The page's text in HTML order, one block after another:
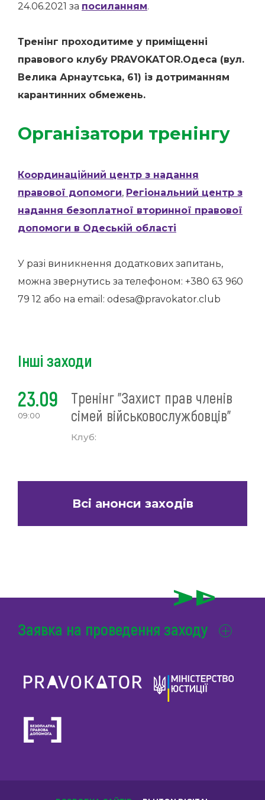
24.06.2021 за посиланням.
Тренінг проходитиме у приміщенні
правового клубу PRAVOKATOR.Одеса (вул.
Велика Арнаутська, 61) із дотриманням
карантинних обмежень.
Організатори тренінгу
Координаційний центр з надання
правової допомоги, Регіональний центр з
надання безоплатної вторинної правової
допомоги в Одеській області
У разі виникнення додаткових запитань,
можна звернутись за телефоном: +380 63 960
79 12 або на email: odesa@pravokator.club
Інші заходи
23.09
09:00
Тренінг "Захист прав членів
сімей військовослужбовців"
Клуб:
Всі анонси заходів
Заявка на проведення заходу